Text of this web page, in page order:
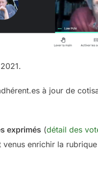
à jour de
exprimés (détail des
enrichir la rubrique